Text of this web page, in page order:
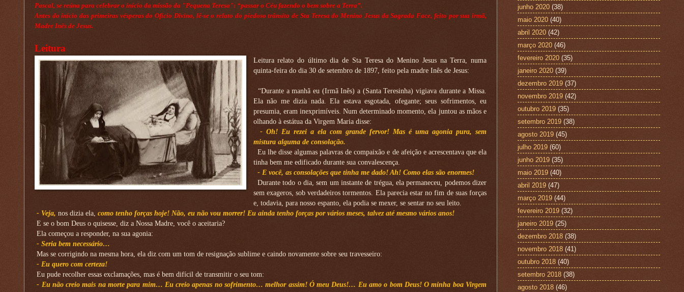
Pascal, se reúna para celebrar o início da missão da "Pequena Teresa": “passar o Céu fazendo o bem sobre a Terra”.
Antes do início das primeiras vésperas do Ofício Divino, lê-se o relato do piedoso trânsito de Sta Teresa do Menino Jesus da Sagrada Face, feito por sua irmã,
Madre Inês de Jesus.
Leitura
Leitura relato do último dia de Sta Teresa do Menino Jesus na Terra, numa
quinta-feira do dia 30 de setembro de 1897, feito pela madre Inês de Jesus:
“Durante a manhã eu (Irmã Inês) a (Santa Teresinha) vigiava durante a Missa.
Ela não me dizia nada. Ela estava esgotada, ofegante; seus sofrimentos, eu
presumia, eram inexprimíveis. Num determinado momento, ela juntou as mãos e
olhando à estátua da Virgem Maria disse:
- Oh! Eu rezei a ela com grande fervor! Mas é uma agonia pura, sem
mistura alguma de consolação.
Eu lhe disse algumas palavras de compaixão e de afeição e acrescentava que ela
tinha bem me edificado durante sua convalescença.
- E você, as consolações que tinha me dado! Ah! Como elas são enormes!
Durante todo o dia, sem um instante de trégua, ela permaneceu, podemos dizer
sem exageros, sob verdadeiros tormentos. Ela parecia estar no fim de suas forças
e, todavia, para nosso espanto, ela podia se mexer, se sentar no seu leito.
- Veja, nos dizia ela, como tenho forças hoje! Não, eu não vou morrer! Eu ainda tenho forças por vários meses, talvez até mesmo vários anos!
E se o bom Deus o quisesse, diz a Nossa Madre, você o aceitaria?
Ela começou a responder, na sua agonia:
- Seria bem necessário…
Mas se corrigindo na mesma hora, ela diz com um tom de resignação sublime e caindo novamente sobre seu travesseiro:
- Eu quero com certeza!
Eu pude recolher essas exclamações, mas é bem difícil de transmitir o seu tom:
- Eu não creio mais na morte para mim… Eu creio apenas no sofrimento… melhor assim! Ó meu Deus!… Eu amo o bom Deus! O minha boa Virgem
junho 2020 (38)
maio 2020 (40)
abril 2020 (42)
março 2020 (46)
fevereiro 2020 (35)
janeiro 2020 (39)
dezembro 2019 (37)
novembro 2019 (42)
outubro 2019 (35)
setembro 2019 (38)
agosto 2019 (45)
julho 2019 (60)
junho 2019 (35)
maio 2019 (40)
abril 2019 (47)
março 2019 (44)
fevereiro 2019 (32)
janeiro 2019 (25)
dezembro 2018 (38)
novembro 2018 (41)
outubro 2018 (40)
setembro 2018 (38)
agosto 2018 (46)